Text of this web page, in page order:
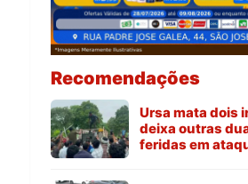
Recomendações
Ursa mata dois
deixa outras
feridas em